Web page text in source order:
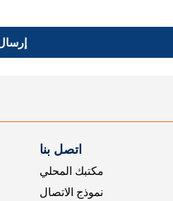
اتصل بنا
مكتبك المحلي
نموذج الاتصال